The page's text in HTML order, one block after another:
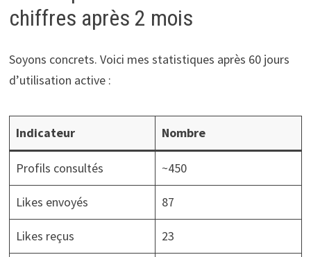
chiffres après 2 mois
Soyons concrets. Voici mes statistiques après 60 jours
d’utilisation active :
Indicateur Nombre
Profils consultés ~450
Likes envoyés 87
Likes reçus 23